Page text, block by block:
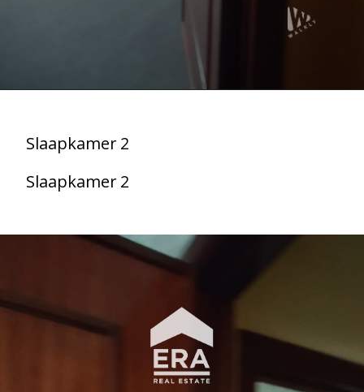
Slaapkamer 2
Slaapkamer 2